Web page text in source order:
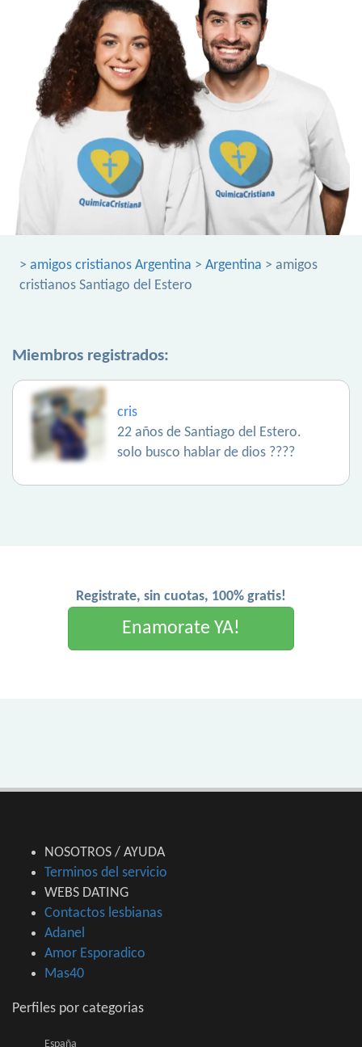
> amigos cristianos Argentina > Argentina > amigos
cristianos Santiago del Estero
Miembros registrados:
cris
22 años de Santiago del Estero.
solo busco hablar de dios ????
Registrate, sin cuotas, 100% gratis!
Enamorate YA!
NOSOTROS / AYUDA
Terminos del servicio
WEBS DATING
Contactos lesbianas
Adanel
Amor Esporadico
Mas40
Perfiles por categorias
España